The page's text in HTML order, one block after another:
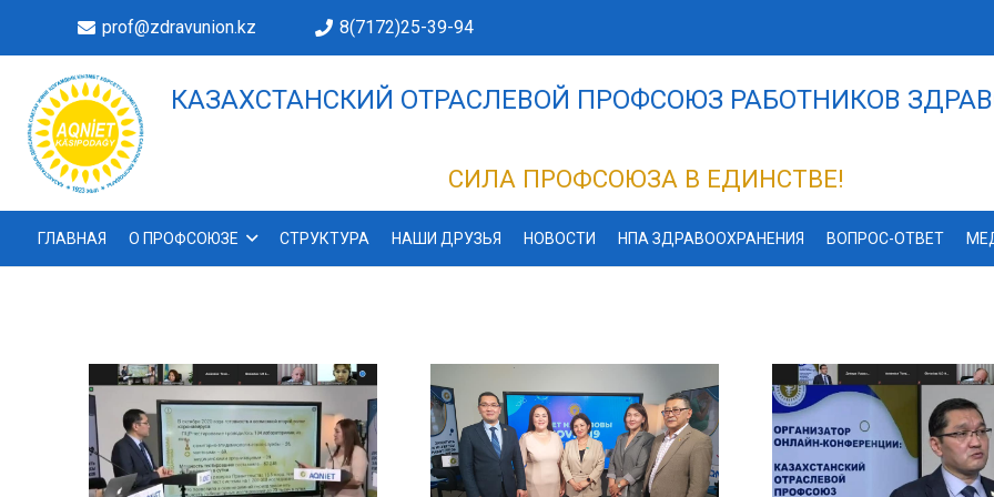
prof@zdravunion.kz 8(7172)25-39-94
КАЗАХСТАНСКИЙ ОТРАСЛЕВОЙ ПРОФСОЮЗ РАБОТНИКОВ
СИЛА ПРОФСОЮЗА В ЕДИНСТВЕ!
ГЛАВНАЯ О ПРОФСОЮЗЕ СТРУКТУРА НАШИ ДРУЗЬЯ НОВОСТИ НПА ЗДРАВООХРАНЕНИЯ ВОПРОС-ОТВЕТ